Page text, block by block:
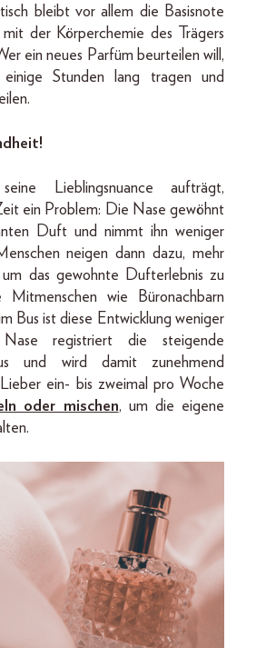
bleibt vor allem die Basisnote
mit der Körperchemie des Trägers
ein neues Parfüm beurteilen will,
Stunden lang tragen und
Lieblingsnuance aufträgt,
ein Problem: Die Nase gewöhnt
Duft und nimmt ihn weniger
neigen dann dazu, mehr
das gewohnte Dufterlebnis zu
Mitmenschen wie Büronachbarn
Bus ist diese Entwicklung weniger
registriert die steigende
und wird damit zunehmend
ein- bis zweimal pro Woche
oder mischen, um die eigene